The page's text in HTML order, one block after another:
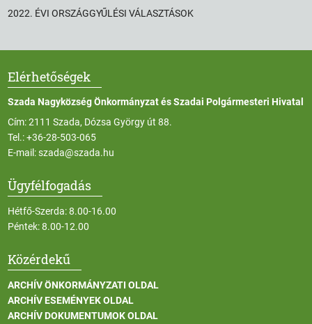
2022. ÉVI ORSZÁGGYŰLÉSI VÁLASZTÁSOK
Elérhetőségek
Szada Nagyközség Önkormányzat és Szadai Polgármesteri Hivatal
Cím: 2111 Szada, Dózsa György út 88.
Tel.:+36-28-503-065
E-mail:szada@szada.hu
Ügyfélfogadás
Hétfő-Szerda: 8.00-16.00
Péntek: 8.00-12.00
Közérdekű
ARCHÍV ÖNKORMÁNYZATI OLDAL
ARCHÍV ESEMÉNYEK OLDAL
ARCHÍV DOKUMENTUMOK OLDAL